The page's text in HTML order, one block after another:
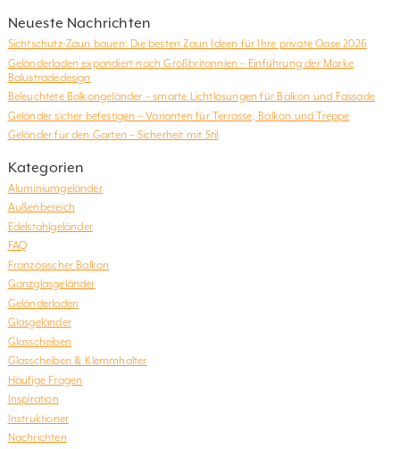
Neueste Nachrichten
Sichtschutz-Zaun bauen: Die besten Zaun Ideen für Ihre private Oase 2026
Geländerladen expandiert nach Großbritannien – Einführung der Marke
Balustradedesign
Beleuchtete Balkongeländer – smarte Lichtlösungen für Balkon und Fassade
Geländer sicher befestigen – Varianten für Terrasse, Balkon und Treppe
Geländer für den Garten – Sicherheit mit Stil
Kategorien
Aluminiumgeländer
Außenbereich
Edelstahlgeländer
FAQ
Französischer Balkon
Ganzglasgeländer
Geländerladen
Glasgeländer
Glasscheiben
Glasscheiben & Klemmhalter
Häufige Fragen
Inspiration
Instruktioner
Nachrichten